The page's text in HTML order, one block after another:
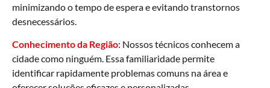
minimizando o tempo de espera e evitando transtornos
desnecessários.
Conhecimento da Região: Nossos técnicos conhecem a
cidade como ninguém. Essa familiaridade permite
identificar rapidamente problemas comuns na área e